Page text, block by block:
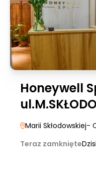
Honeywell
Marii Skłodowskiej-
Teraz zamknięte